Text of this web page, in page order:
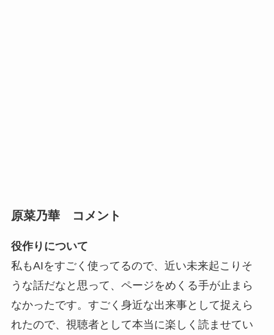
原菜乃華 コメント
役作りについて
私もAIをすごく使ってるので、近い未来起こりそ
うな話だなと思って、ページをめくる手が止まら
なかったです。すごく身近な出来事として捉えら
れたので、視聴者として本当に楽しく読ませてい